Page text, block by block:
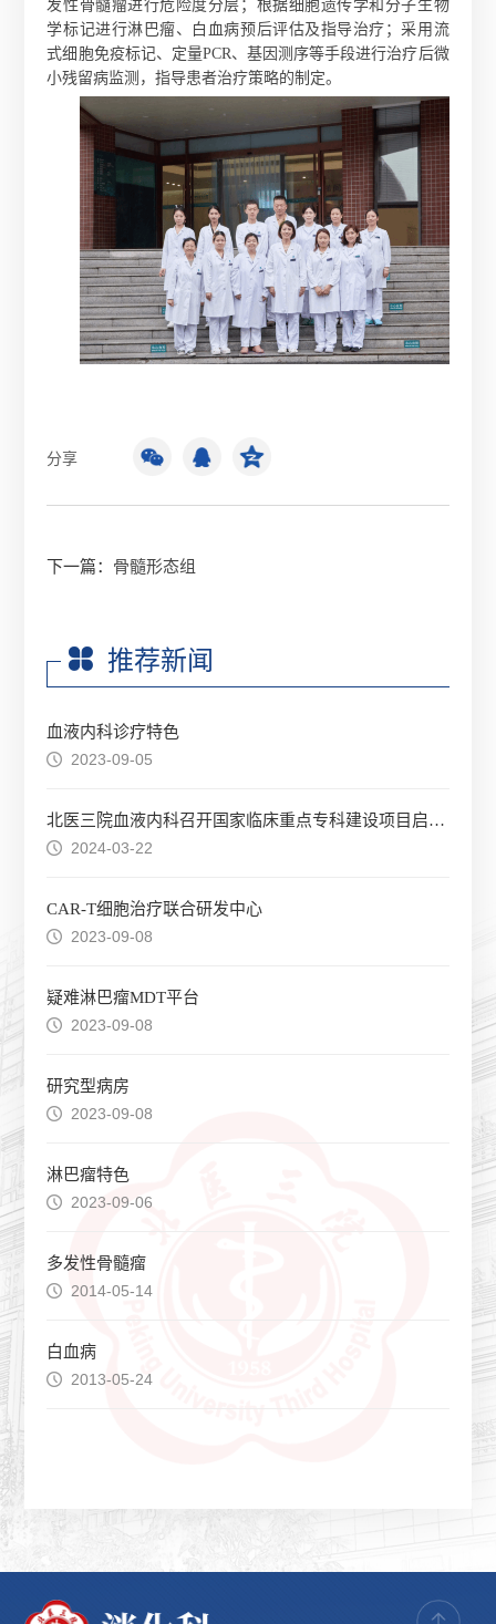
发性骨髓瘤进行危险度分层；根据细胞遗传学和分子生物
学标记进行淋巴瘤、白血病预后评估及指导治疗；采用流
式细胞免疫标记、定量PCR、基因测序等手段进行治疗后微
小残留病监测，指导患者治疗策略的制定。
分享
下一篇： 骨髓形态组
推荐新闻
血液内科诊疗特色
2023-09-05
北医三院血液内科召开国家临床重点专科建设项目启动会
2024-03-22
CAR-T细胞治疗联合研发中心
2023-09-08
疑难淋巴瘤MDT平台
2023-09-08
研究型病房
2023-09-08
淋巴瘤特色
2023-09-06
多发性骨髓瘤
2014-05-14
白血病
2013-05-24